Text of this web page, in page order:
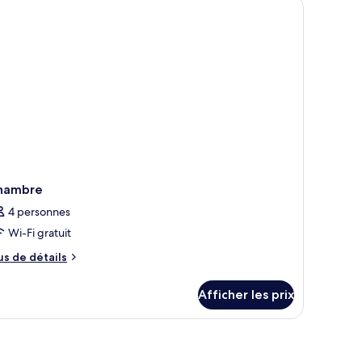
4 personnes
Wi-Fi gratuit
de détails
Afficher les prix